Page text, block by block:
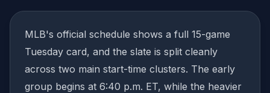
MLB's official schedule shows a full 15-game
Tuesday card, and the slate is split cleanly
across two main start-time clusters. The early
group begins at 6:40 p.m. ET, while the heavier